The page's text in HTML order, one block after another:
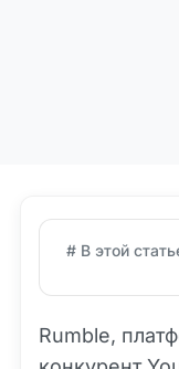
# В этой
Rumble,